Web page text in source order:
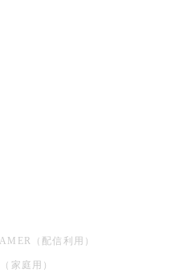
（配信利用）
家庭用）